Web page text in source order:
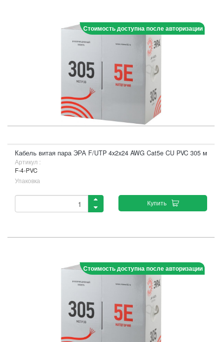
Стоимость доступна после авторизации
Кабель витая пара ЭРА F/UTP 4x2x24 AWG Cat5e CU PVC 305 м
Артикул :
F-4-PVC
Упаковка
Купить
Стоимость доступна после авторизации